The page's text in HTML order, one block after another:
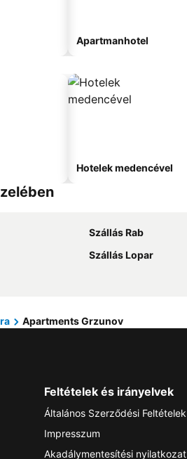
Apartmanhotel
Hotelek medencével
Szállás Rab
Szállás Lopar
Apartments Grzunov
Feltételek és irányelvek
Általános Szerződési Feltételek
Impresszum
Akadálymentesítési nyilatkozat